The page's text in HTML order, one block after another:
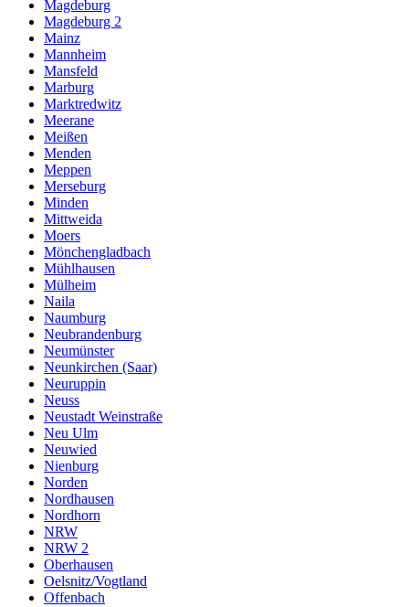
Magdeburg
Magdeburg 2
Mainz
Mannheim
Mansfeld
Marburg
Marktredwitz
Meerane
Meißen
Menden
Meppen
Merseburg
Minden
Mittweida
Moers
Mönchengladbach
Mühlhausen
Mülheim
Naila
Naumburg
Neubrandenburg
Neumünster
Neunkirchen (Saar)
Neuruppin
Neuss
Neustadt Weinstraße
Neu Ulm
Neuwied
Nienburg
Norden
Nordhausen
Nordhorn
NRW
NRW 2
Oberhausen
Oelsnitz/Vogtland
Offenbach